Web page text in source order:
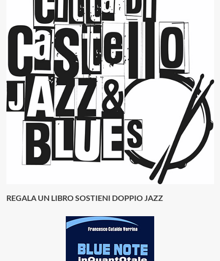
REGALA UN LIBRO SOSTIENI DOPPIO JAZZ